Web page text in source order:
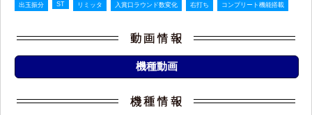
出玉振分 ST リミッタ 入賞口ラウンド数変化 右打ち コンプリート機能搭載
機種動画